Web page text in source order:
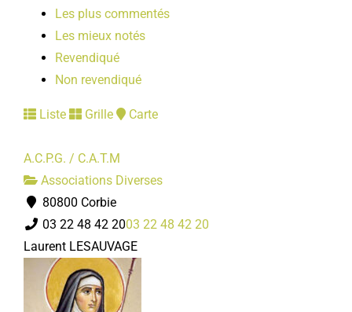
Les plus commentés
Les mieux notés
Revendiqué
Non revendiqué
Liste Grille Carte
A.C.P.G. / C.A.T.M
Associations Diverses
80800 Corbie
03 22 48 42 2003 22 48 42 20
Laurent LESAUVAGE